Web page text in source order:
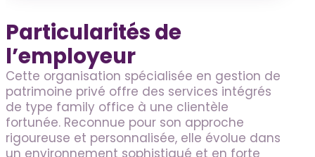
Particularités de
l’employeur
Cette organisation spécialisée en gestion de
patrimoine privé offre des services intégrés
de type family office à une clientèle
fortunée. Reconnue pour son approche
rigoureuse et personnalisée, elle évolue dans
un environnement sophistiqué et en forte